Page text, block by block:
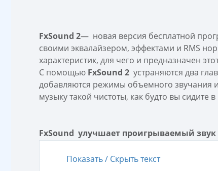
FxSound 2— новая версия бесплатной
своими эквалайзером, эффектами и RMS
характеристик, для чего и предназначен
С помощью FxSound 2 устраняются два
добавляются режимы объемного звучания
музыку такой чистоты, как будто вы
FxSound улучшает проигрываемый
Показать / Скрыть текст